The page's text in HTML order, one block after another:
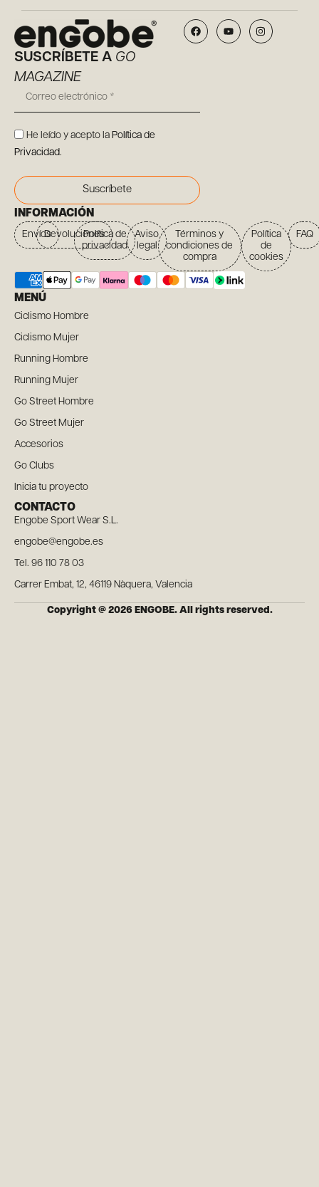
SUSCRÍBETE A GO
MAGAZINE
He leído y acepto la Política de
Privacidad.
Suscríbete
INFORMACIÓN
EnvíosDevolucionesPolítica de
privacidad
Aviso
legal
Términos y
condiciones de
compra
Política
de
cookies
FAQ
MENÚ
Ciclismo Hombre
Ciclismo Mujer
Running Hombre
Running Mujer
Go Street Hombre
Go Street Mujer
Accesorios
Go Clubs
Inicia tu proyecto
CONTACTO
Engobe Sport Wear S.L.
engobe@engobe.es
Tel. 96 110 78 03
Carrer Embat, 12, 46119 Nàquera, Valencia
Copyright @ 2026 ENGOBE. All rights reserved.